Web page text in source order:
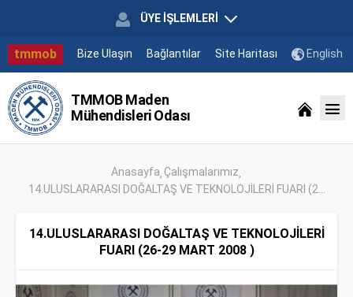
ÜYE İŞLEMLERİ
tmmob Bize Ulaşın Bağlantılar Site Haritası English
TMMOB Maden
Mühendisleri Odası
Anasayfa Çalışmalarımız
14.ULUSLARARASI DOĞALTAŞ VE TEKNOLOJİLERİ FUARI (2...
14.ULUSLARARASI DOĞALTAŞ VE TEKNOLOJİLERİ
FUARI (26-29 MART 2008 )